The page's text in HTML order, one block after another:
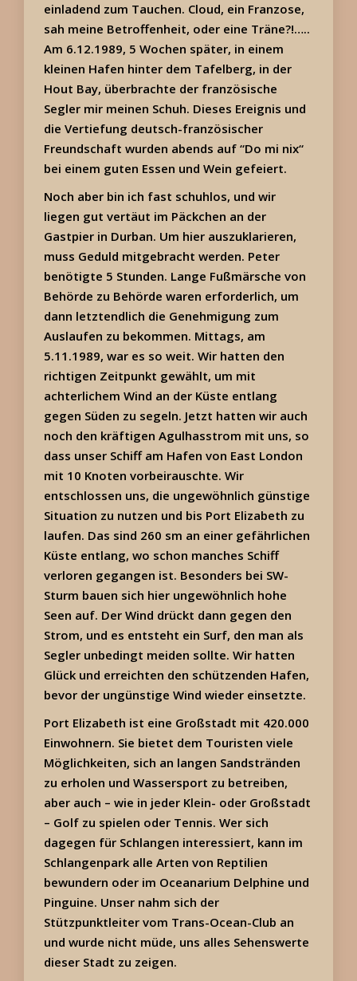
einladend zum Tauchen. Cloud, ein Franzose,
sah meine Betroffenheit, oder eine Träne?!…..
Am 6.12.1989, 5 Wochen später, in einem
kleinen Hafen hinter dem Tafelberg, in der
Hout Bay, überbrachte der französische
Segler mir meinen Schuh. Dieses Ereignis und
die Vertiefung deutsch-französischer
Freundschaft wurden abends auf “Do mi nix“
bei einem guten Essen und Wein gefeiert.
Noch aber bin ich fast schuhlos, und wir
liegen gut vertäut im Päckchen an der
Gastpier in Durban. Um hier auszuklarieren,
muss Geduld mitgebracht werden. Peter
benötigte 5 Stunden. Lange Fußmärsche von
Behörde zu Behörde waren erforderlich, um
dann letztendlich die Genehmigung zum
Auslaufen zu bekommen. Mittags, am
5.11.1989, war es so weit. Wir hatten den
richtigen Zeitpunkt gewählt, um mit
achterlichem Wind an der Küste entlang
gegen Süden zu segeln. Jetzt hatten wir auch
noch den kräftigen Agulhasstrom mit uns, so
dass unser Schiff am Hafen von East London
mit 10 Knoten vorbeirauschte. Wir
entschlossen uns, die ungewöhnlich günstige
Situation zu nutzen und bis Port Elizabeth zu
laufen. Das sind 260 sm an einer gefährlichen
Küste entlang, wo schon manches Schiff
verloren gegangen ist. Besonders bei SW-
Sturm bauen sich hier ungewöhnlich hohe
Seen auf. Der Wind drückt dann gegen den
Strom, und es entsteht ein Surf, den man als
Segler unbedingt meiden sollte. Wir hatten
Glück und erreichten den schützenden Hafen,
bevor der ungünstige Wind wieder einsetzte.
Port Elizabeth ist eine Großstadt mit 420.000
Einwohnern. Sie bietet dem Touristen viele
Möglichkeiten, sich an langen Sandstränden
zu erholen und Wassersport zu betreiben,
aber auch – wie in jeder Klein- oder Großstadt
– Golf zu spielen oder Tennis. Wer sich
dagegen für Schlangen interessiert, kann im
Schlangenpark alle Arten von Reptilien
bewundern oder im Oceanarium Delphine und
Pinguine. Unser nahm sich der
Stützpunktleiter vom Trans-Ocean-Club an
und wurde nicht müde, uns alles Sehenswerte
dieser Stadt zu zeigen.